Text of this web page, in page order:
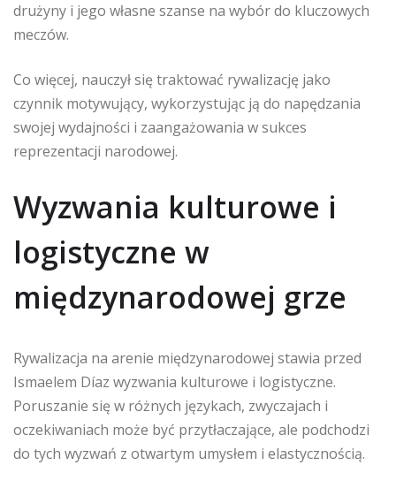
drużyny i jego własne szanse na wybór do kluczowych
meczów.
Co więcej, nauczył się traktować rywalizację jako
czynnik motywujący, wykorzystując ją do napędzania
swojej wydajności i zaangażowania w sukces
reprezentacji narodowej.
Wyzwania kulturowe i
logistyczne w
międzynarodowej grze
Rywalizacja na arenie międzynarodowej stawia przed
Ismaelem Díaz wyzwania kulturowe i logistyczne.
Poruszanie się w różnych językach, zwyczajach i
oczekiwaniach może być przytłaczające, ale podchodzi
do tych wyzwań z otwartym umysłem i elastycznością.